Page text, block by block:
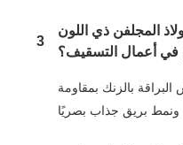
3
المجلفن ذي اللون
في أعمال التسقيف؟
البراقة بالزنك بمقاومة